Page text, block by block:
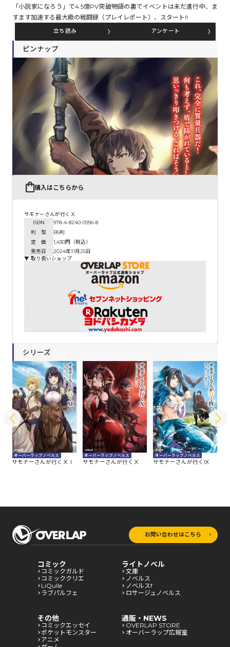
閉じる
「小説家になろう」で4.5億PV突破――物語の裏でイベントは未だ進行中、ま
すます加速する最大級の戦闘録（プレイレポート）、スタート!!
立ち読み アンケート
ピンナップ
購入はこちらから
サモナーさんが行くⅩ
ISBN
978-4-8240-0996-8
判 型
B6判
定 価
1,430円（税込）
発売日
2024年11月25日
▼ 取り扱いショップ
シリーズ
オーバーラップノベルス
サモナーさんが行くⅩⅠ
オーバーラップノベルス
サモナーさんが行くⅩ
オーバーラップノベルス
サモナーさんが行くⅨ
お問い合わせはこちら
コミック
コミックガルド
コミッククリエ
LiQulle
ラブパルフェ
ライトノベル
文庫
ノベルス
ノベルスf
ロサージュノベルス
その他
コミックエッセイ
ポケットモンスター
アニメ
通販・NEWS
OVERLAP STORE
オーバーラップ広報室